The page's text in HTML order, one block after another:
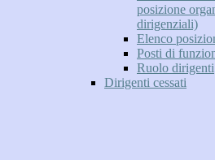
posizione
dirigenziali)
Elenco
Posti di
Ruolo dirigenti
Dirigenti cessati